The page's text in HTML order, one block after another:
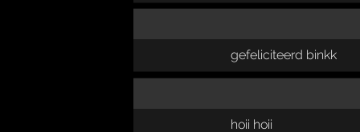
gefeliciteerd binkk
hoii hoii